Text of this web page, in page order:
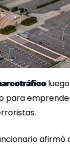
para
afirmó